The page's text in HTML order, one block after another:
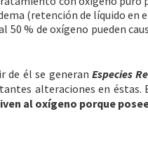
(retención de líquido en
50 % de oxígeno pueden
de él se generan Especies
alteraciones en éstas.
al oxígeno porque